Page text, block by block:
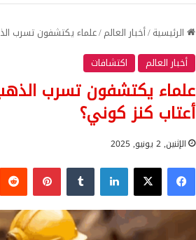
الرئيسية/أخبار العالم/علماء يكتشفون تسرب
أخبار العالم
اكتشافات
علماء يكتشفون تسرب
أعتاب كنز كوني؟
الإثنين, 2 يونيو, 2025
فيسبوك‫X لينكدإن بينتيريست